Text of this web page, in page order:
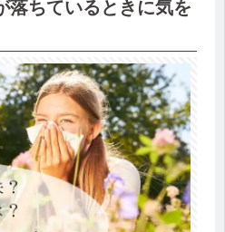
落ちているときに気を